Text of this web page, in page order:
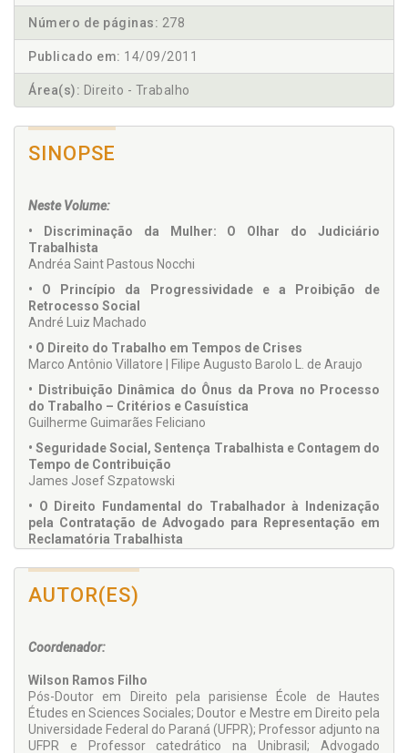
Número de páginas: 278
Publicado em: 14/09/2011
Área(s): Direito - Trabalho
SINOPSE
Neste Volume:
• Discriminação da Mulher: O Olhar do Judiciário
Trabalhista
Andréa Saint Pastous Nocchi
• O Princípio da Progressividade e a Proibição de
Retrocesso Social
André Luiz Machado
• O Direito do Trabalho em Tempos de Crises
Marco Antônio Villatore | Filipe Augusto Barolo L. de Araujo
• Distribuição Dinâmica do Ônus da Prova no Processo
do Trabalho – Critérios e Casuística
Guilherme Guimarães Feliciano
• Seguridade Social, Sentença Trabalhista e Contagem do
Tempo de Contribuição
James Josef Szpatowski
• O Direito Fundamental do Trabalhador à Indenização
pela Contratação de Advogado para Representação em
Reclamatória Trabalhista
Milene Correa Zerek Capraro
Interpretada em Dois Tempos
Sayonara Grillo Coutinho Leonardo da Silva
• Reflexões Acerca do Assédio Sexual no Trabalho
Thereza Cristina Gosdal
• Capitalismo Descomplexado e Duração do Trabalho
AUTOR(ES)
Coordenador:
Wilson Ramos Filho
Pós-Doutor em Direito pela parisiense École de Hautes
Études en Sciences Sociales; Doutor e Mestre em Direito pela
Universidade Federal do Paraná (UFPR); Professor adjunto na
UFPR e Professor catedrático na Unibrasil; Advogado